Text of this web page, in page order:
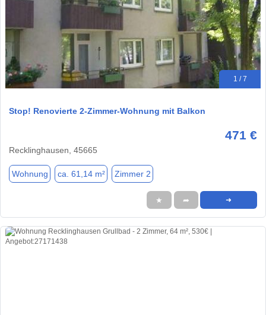
1 / 7
Stop! Renovierte 2-Zimmer-Wohnung mit Balkon
471 €
Recklinghausen, 45665
Wohnung ca. 61,14 m² Zimmer 2
★ ➦ ➜